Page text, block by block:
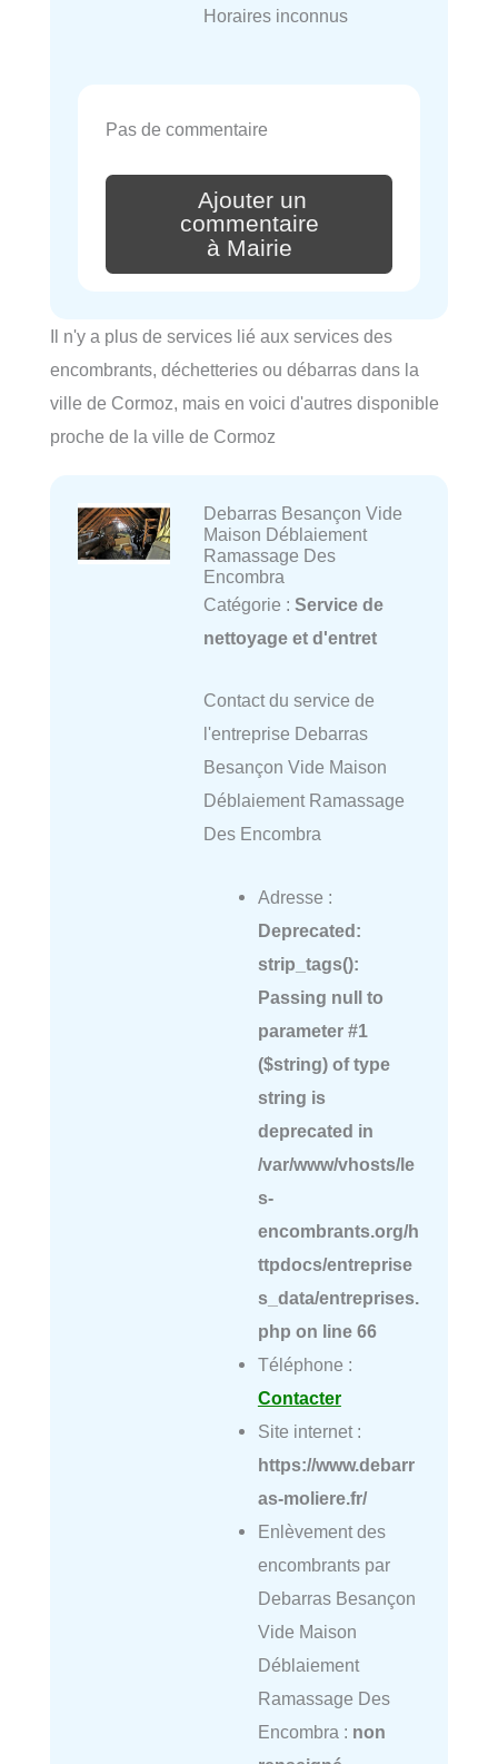
Horaires inconnus
Pas de commentaire
Ajouter un
commentaire
à Mairie
Il n'y a plus de services lié aux services des
encombrants, déchetteries ou débarras dans la
ville de Cormoz, mais en voici d'autres disponible
proche de la ville de Cormoz
Debarras Besançon Vide
Maison Déblaiement
Ramassage Des
Encombra
Catégorie : Service de
nettoyage et d'entret
Contact du service de
l'entreprise Debarras
Besançon Vide Maison
Déblaiement Ramassage
Des Encombra
Adresse :
Deprecated:
strip_tags():
Passing null to
parameter #1
($string) of type
string is
deprecated in
/var/www/vhosts/le
s-
encombrants.org/h
ttpdocs/entreprise
s_data/entreprises.
php on line 66
Téléphone :
Contacter
Site internet :
https://www.debarr
as-moliere.fr/
Enlèvement des
encombrants par
Debarras Besançon
Vide Maison
Déblaiement
Ramassage Des
Encombra : non